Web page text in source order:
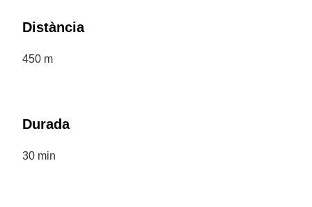
Distància
450 m
Durada
30 min